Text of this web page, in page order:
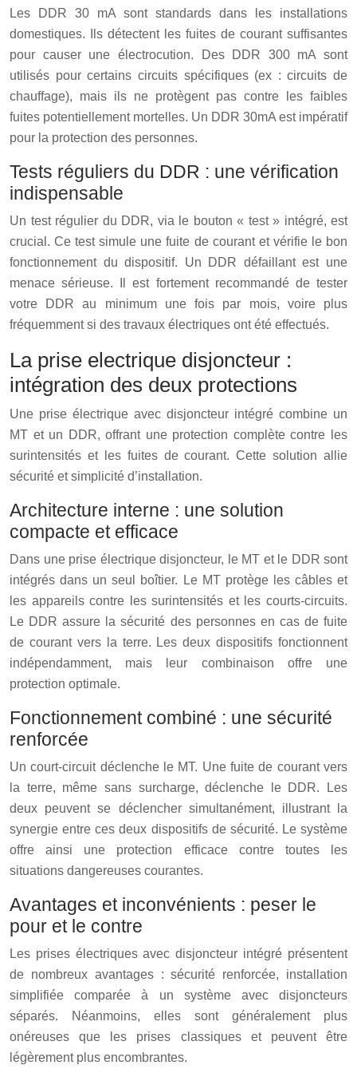
Les DDR 30 mA sont standards dans les installations
domestiques. Ils détectent les fuites de courant suffisantes
pour causer une électrocution. Des DDR 300 mA sont
utilisés pour certains circuits spécifiques (ex : circuits de
chauffage), mais ils ne protègent pas contre les faibles
fuites potentiellement mortelles. Un DDR 30mA est impératif
pour la protection des personnes.
Tests réguliers du DDR : une vérification
indispensable
Un test régulier du DDR, via le bouton « test » intégré, est
crucial. Ce test simule une fuite de courant et vérifie le bon
fonctionnement du dispositif. Un DDR défaillant est une
menace sérieuse. Il est fortement recommandé de tester
votre DDR au minimum une fois par mois, voire plus
fréquemment si des travaux électriques ont été effectués.
La prise electrique disjoncteur :
intégration des deux protections
Une prise électrique avec disjoncteur intégré combine un
MT et un DDR, offrant une protection complète contre les
surintensités et les fuites de courant. Cette solution allie
sécurité et simplicité d’installation.
Architecture interne : une solution
compacte et efficace
Dans une prise électrique disjoncteur, le MT et le DDR sont
intégrés dans un seul boîtier. Le MT protège les câbles et
les appareils contre les surintensités et les courts-circuits.
Le DDR assure la sécurité des personnes en cas de fuite
de courant vers la terre. Les deux dispositifs fonctionnent
indépendamment, mais leur combinaison offre une
protection optimale.
Fonctionnement combiné : une sécurité
renforcée
Un court-circuit déclenche le MT. Une fuite de courant vers
la terre, même sans surcharge, déclenche le DDR. Les
deux peuvent se déclencher simultanément, illustrant la
synergie entre ces deux dispositifs de sécurité. Le système
offre ainsi une protection efficace contre toutes les
situations dangereuses courantes.
Avantages et inconvénients : peser le
pour et le contre
Les prises électriques avec disjoncteur intégré présentent
de nombreux avantages : sécurité renforcée, installation
simplifiée comparée à un système avec disjoncteurs
séparés. Néanmoins, elles sont généralement plus
onéreuses que les prises classiques et peuvent être
légèrement plus encombrantes.